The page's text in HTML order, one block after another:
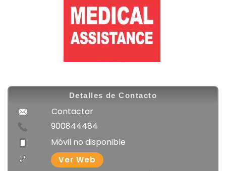
Detalles de Contacto
Contactar
900844484
Móvil no disponible
Ver Web